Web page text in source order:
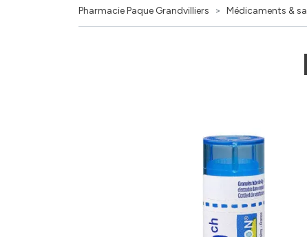
Pharmacie Paque Grandvilliers Médicaments &